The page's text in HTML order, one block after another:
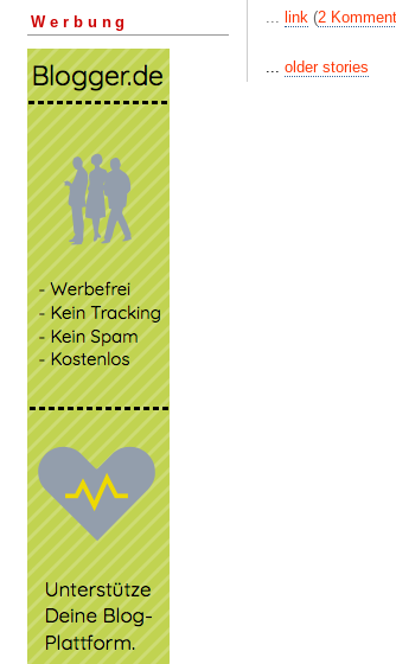
Werbung
... link (2
... older stories